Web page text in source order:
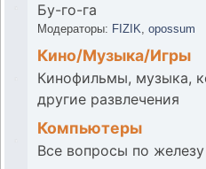
Бу-го-га
Модераторы: FIZIK,opossum
Кино/Музыка/Игры
Кинофильмы, музыка,
другие развлечения
Компьютеры
Все вопросы по